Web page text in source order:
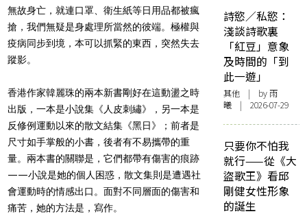
無故身亡，就連口罩、衛生紙等日用品都被瘋
搶，我們無疑是身處理所當然的彼端。極權與
疫病同步到境，本可以抓緊的東西，突然失去
蹤影。
香港作家韓麗珠的兩本新書剛好在這動盪之時
出版，一本是小說集《人皮刺繡》，另一本是
反修例運動以來的散文結集《黑日》；前者是
尺寸如手掌般的小書，後者有不易攜帶的重
量。兩本書的關聯是，它們都帶有傷害的痕跡
——小說是她的個人困惑，散文集則是遭遇社
會運動時的情感出口。面對不同層面的傷害和
痛苦，她的方法是，寫作。
詩慾／私慾：
淺談詩歌裏
「紅豆」意象
及時間的「到
此一遊」
其他 | by 雨
曦 | 2026-07-29
只要你不怕我
就行——從《大
盜歌王》看邱
剛健女性形象
的誕生